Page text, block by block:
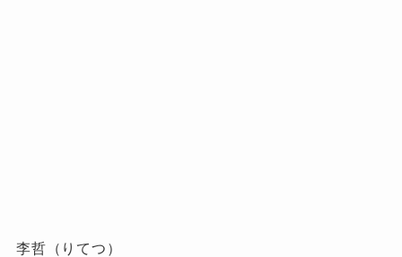
李哲（りてつ）